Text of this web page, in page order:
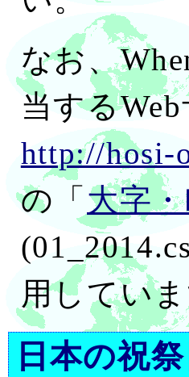
なお、
当する
http://hosi-
の「 大字
用していま
日本の祝